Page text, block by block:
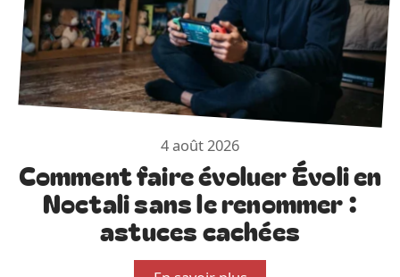
4 août 2026
Comment faire évoluer Évoli en
Noctali sans le renommer :
astuces cachées